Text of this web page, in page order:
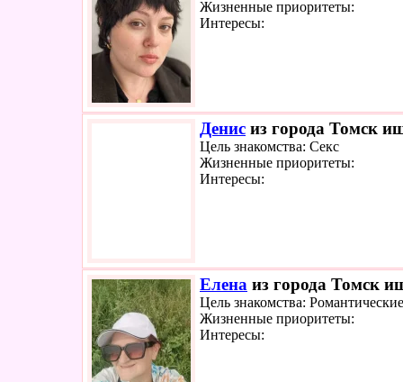
Жизненные приоритеты:
Интересы:
Денис из города Томск
Цель знакомства: Секс
Жизненные приоритеты:
Интересы:
Елена из города Томск
Цель знакомства:
Жизненные приоритеты:
Интересы: